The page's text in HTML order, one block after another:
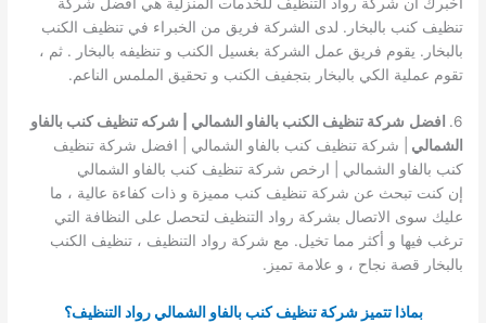
تنظيف كنب بالبخار. لدى الشركة فريق من الخبراء في تنظيف الكنب
بالبخار. يقوم فريق عمل الشركة بغسيل الكنب و تنظيفه بالبخار . ثم ،
تقوم عملية الكي بالبخار بتجفيف الكنب و تحقيق الملمس الناعم.
6. افضل شركة تنظيف الكنب بالفاو الشمالي | شركه تنظيف كنب بالفاو
الشمالي
| شركة تنظيف كنب بالفاو الشمالي | افضل شركة تنظيف
كنب بالفاو الشمالي | ارخص شركة تنظيف كنب بالفاو الشمالي
إن كنت تبحث عن شركة تنظيف كنب مميزة و ذات كفاءة عالية ، ما
عليك سوى الاتصال بشركة رواد التنظيف لتحصل على النظافة التي
ترغب فيها و أكثر مما تخيل. مع شركة رواد التنظيف ، تنظيف الكنب
بالبخار قصة نجاح ، و علامة تميز.
بماذا تتميز شركة تنظيف كنب بالفاو الشمالي رواد التنظيف؟